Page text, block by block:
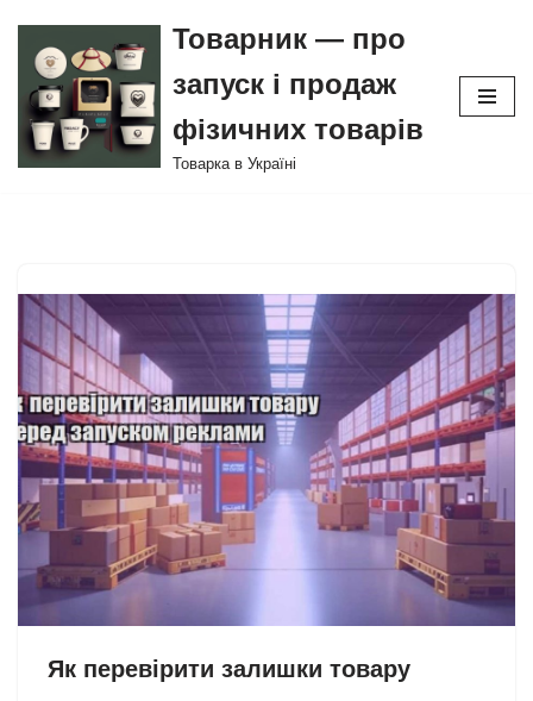
Перейти
до
вмісту
Товарник — про
запуск і продаж
фізичних товарів
Товарка в Україні
Як перевірити залишки товару